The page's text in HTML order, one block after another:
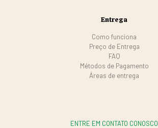
Entrega
Como funciona
Preço de Entrega
FAQ
Métodos de Pagamento
Áreas de entrega
ENTRE EM CONTATO CONOSCO